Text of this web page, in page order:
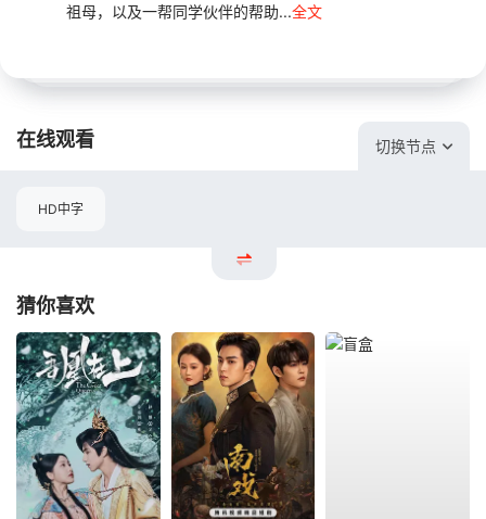
祖母，以及一帮同学伙伴的帮助...全文
在线观看 切换节点
HD中字
猜你喜欢